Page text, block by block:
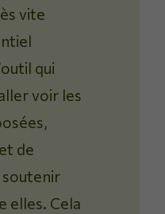
vite
qui
voir les
de
soutenir
elles. Cela